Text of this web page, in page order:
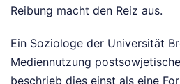
Reibung macht den Reiz aus.
Ein Soziologe der Universität
Mediennutzung
beschrieb dies einst als eine